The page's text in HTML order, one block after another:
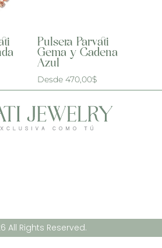
Pulsera Parvati
Gema y Cadena
Azul
Desde 470,00$
All Rights Reserved.